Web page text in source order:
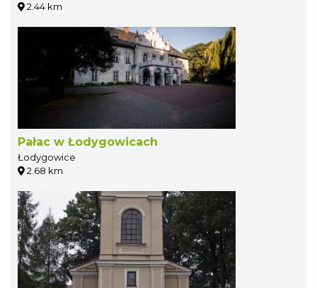
2.44 km
Pałac w Łodygowicach
Łodygowice
2.68 km